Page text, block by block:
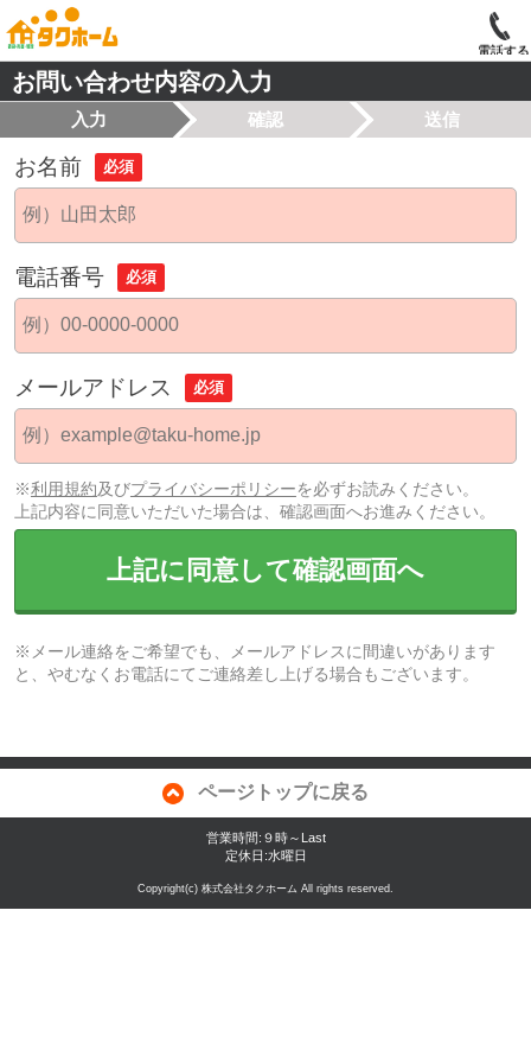
電話する
お問い合わせ内容の入力
入力 確認 送信
お名前 必須
電話番号 必須
メールアドレス 必須
※利用規約及びプライバシーポリシーを必ずお読みください。
上記内容に同意いただいた場合は、確認画面へお進みください。
上記に同意して確認画面へ
※メール連絡をご希望でも、メールアドレスに間違いがあります
と、やむなくお電話にてご連絡差し上げる場合もございます。
ページトップに戻る
営業時間:９時～Last
定休日:水曜日
Copyright(c) 株式会社タクホーム All rights reserved.